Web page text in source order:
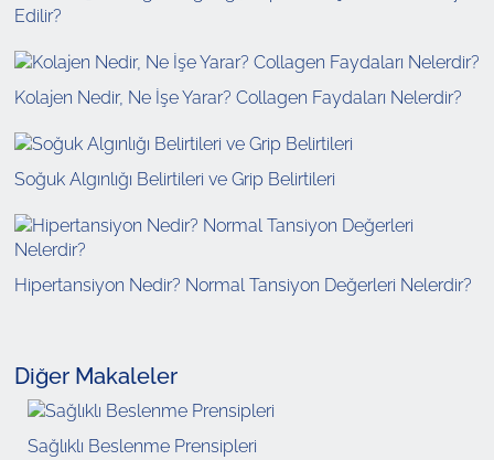
Edilir?
Kolajen Nedir, Ne İşe Yarar? Collagen Faydaları Nelerdir?
Soğuk Algınlığı Belirtileri ve Grip Belirtileri
Hipertansiyon Nedir? Normal Tansiyon Değerleri Nelerdir?
Diğer Makaleler
Sağlıklı Beslenme Prensipleri